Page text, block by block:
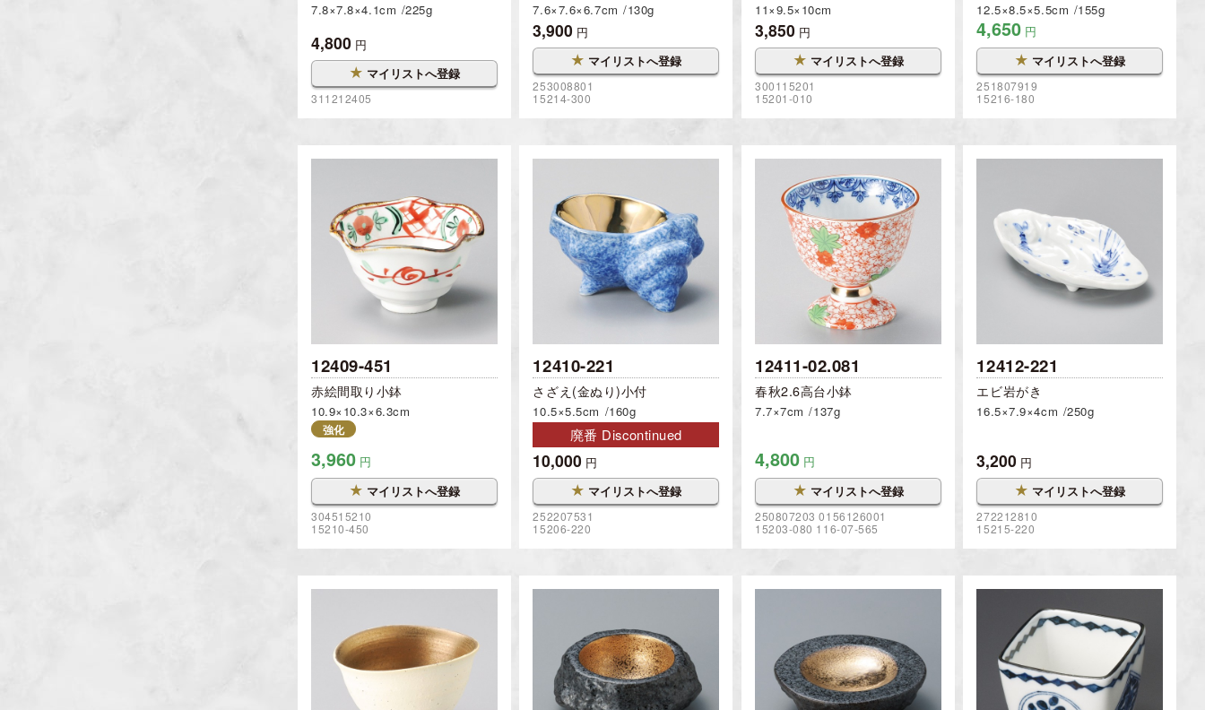
7.8×7.8×4.1cm 225g
4,800 円
★ マイリストへ登録
311212405
7.6×7.6×6.7cm 130g
3,900 円
★ マイリストへ登録
253008801
15214-300
11×9.5×10cm
3,850 円
★ マイリストへ登録
300115201
15201-010
12.5×8.5×5.5cm 155g
4,650 円
★ マイリストへ登録
251807919
15216-180
12409-451
赤絵間取り小鉢
10.9×10.3×6.3cm
強化
3,960 円
★ マイリストへ登録
304515210
15210-450
12410-221
さざえ(金ぬり)小付
10.5×5.5cm 160g
廃番 Discontinued
10,000 円
★ マイリストへ登録
252207531
15206-220
12411-02.081
春秋2.6高台小鉢
7.7×7cm 137g
4,800 円
★ マイリストへ登録
250807203 0156126001
15203-080 116-07-565
12412-221
エビ岩がき
16.5×7.9×4cm 250g
3,200 円
★ マイリストへ登録
272212810
15215-220